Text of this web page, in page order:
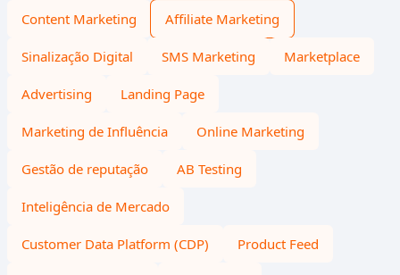
Content Marketing Affiliate Marketing
Sinalização Digital SMS Marketing Marketplace
Advertising Landing Page
Marketing de Influência Online Marketing
Gestão de reputação AB Testing
Inteligência de Mercado
Customer Data Platform (CDP) Product Feed